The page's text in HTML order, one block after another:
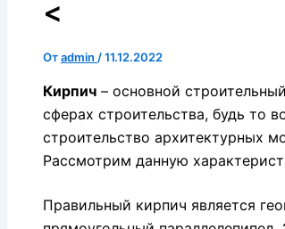
<
Отadmin /11.12.2022
Кирпич – основной
сферах строительства, будь то
строительство архитектурных
Рассмотрим данную
Правильный кирпич является